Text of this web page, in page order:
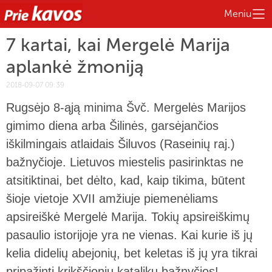
Meniu
7 kartai, kai Mergelė Marija
aplankė žmoniją
2018-09-07 09:39
Rugsėjo 8-ąją minima Švč. Mergelės Marijos
gimimo diena arba Šilinės, garsėjančios
iškilmingais atlaidais Šiluvos (Raseinių raj.)
bažnyčioje. Lietuvos miestelis pasirinktas ne
atsitiktinai, bet dėlto, kad, kaip tikima, būtent
šioje vietoje XVII amžiuje piemenėliams
apsireiškė Mergelė Marija. Tokių apsireiškimų
pasaulio istorijoje yra ne vienas. Kai kurie iš jų
kelia didelių abejonių, bet keletas iš jų yra tikrai